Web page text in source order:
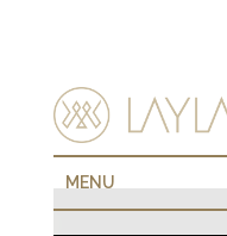
MENU